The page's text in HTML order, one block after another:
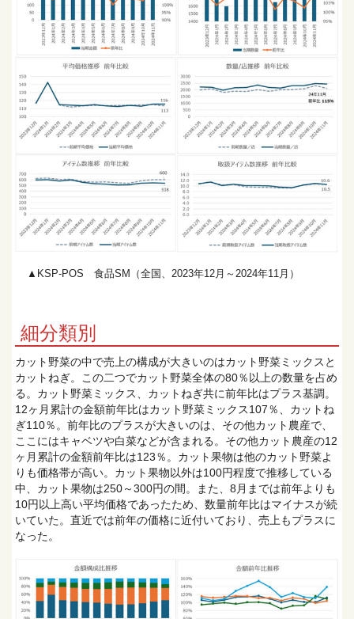
▲KSP-POS 食品SM（全国、2023年12月～2024年11月）
細分類別
カット野菜の中で売上の構成が大きいのはカット野菜ミックスと
カットねぎ。この二つでカット野菜全体の80％以上の数量を占め
る。カット野菜ミックス、カットねぎ共に前年比はプラス基調。
12ヶ月累計の金額前年比はカット野菜ミックス107％、カットね
ぎ110％。前年比のプラスが大きいのは、その他カット農産で、
ここにはキャベツや白菜などが含まれる。その他カット農産の12
ヶ月累計の金額前年比は123％。カット果物は他のカット野菜よ
りも価格帯が高い。カット果物以外は100円程度で推移している
中、カット果物は250～300円の間。また、8月までは前年よりも
10円以上高い平均価格であったため、数量前年比はマイナスが続
いていた。直近では前年の価格に近付いており、売上もプラスに
なった。